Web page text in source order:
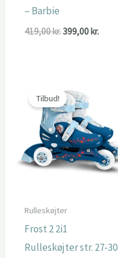
– Barbie
419,00kr.Den
399,00kr.Den
Tilbud!
Rulleskøjter
Frost 2 2i1
Rulleskøjter str. 27-30